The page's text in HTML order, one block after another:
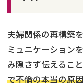
夫婦関係の再構築
ミュニケーション
み隠さず伝えるこ
で不倫の本当の原